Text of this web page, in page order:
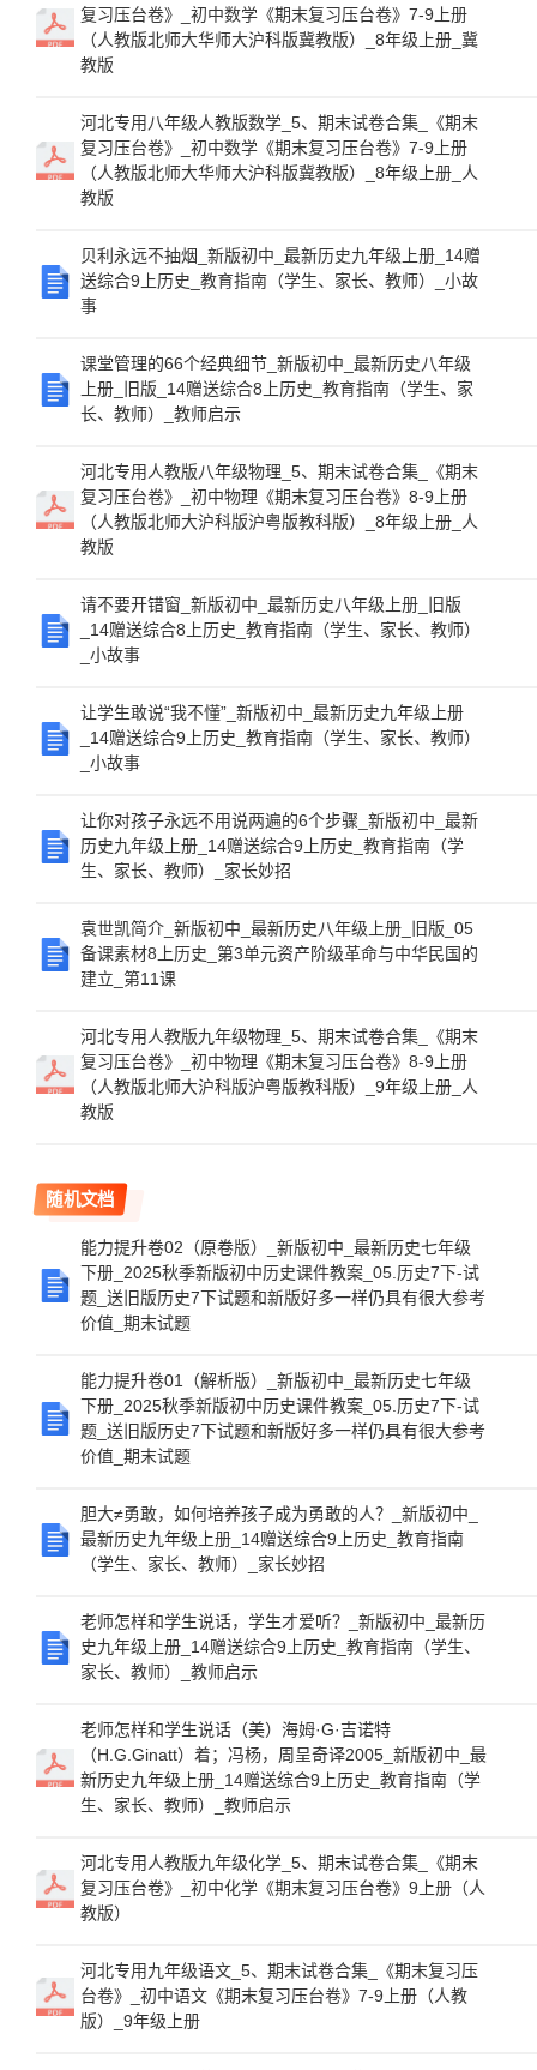
复习压台卷》_初中数学《期末复习压台卷》7-9上册
（人教版北师大华师大沪科版冀教版）_8年级上册_冀
教版
河北专用八年级人教版数学_5、期末试卷合集_《期末
复习压台卷》_初中数学《期末复习压台卷》7-9上册
（人教版北师大华师大沪科版冀教版）_8年级上册_人
教版
贝利永远不抽烟_新版初中_最新历史九年级上册_14赠
送综合9上历史_教育指南（学生、家长、教师）_小故
事
课堂管理的66个经典细节_新版初中_最新历史八年级
上册_旧版_14赠送综合8上历史_教育指南（学生、家
长、教师）_教师启示
河北专用人教版八年级物理_5、期末试卷合集_《期末
复习压台卷》_初中物理《期末复习压台卷》8-9上册
（人教版北师大沪科版沪粤版教科版）_8年级上册_人
教版
请不要开错窗_新版初中_最新历史八年级上册_旧版
_14赠送综合8上历史_教育指南（学生、家长、教师）
_小故事
让学生敢说“我不懂”_新版初中_最新历史九年级上册
_14赠送综合9上历史_教育指南（学生、家长、教师）
_小故事
让你对孩子永远不用说两遍的6个步骤_新版初中_最新
历史九年级上册_14赠送综合9上历史_教育指南（学
生、家长、教师）_家长妙招
袁世凯简介_新版初中_最新历史八年级上册_旧版_05
备课素材8上历史_第3单元资产阶级革命与中华民国的
建立_第11课
河北专用人教版九年级物理_5、期末试卷合集_《期末
复习压台卷》_初中物理《期末复习压台卷》8-9上册
（人教版北师大沪科版沪粤版教科版）_9年级上册_人
教版
随机文档
能力提升卷02（原卷版）_新版初中_最新历史七年级
下册_2025秋季新版初中历史课件教案_05.历史7下-试
题_送旧版历史7下试题和新版好多一样仍具有很大参考
价值_期末试题
能力提升卷01（解析版）_新版初中_最新历史七年级
下册_2025秋季新版初中历史课件教案_05.历史7下-试
题_送旧版历史7下试题和新版好多一样仍具有很大参考
价值_期末试题
胆大≠勇敢，如何培养孩子成为勇敢的人？_新版初中_
最新历史九年级上册_14赠送综合9上历史_教育指南
（学生、家长、教师）_家长妙招
老师怎样和学生说话，学生才爱听？_新版初中_最新历
史九年级上册_14赠送综合9上历史_教育指南（学生、
家长、教师）_教师启示
老师怎样和学生说话（美）海姆·G·吉诺特
（H.G.Ginatt）着；冯杨，周呈奇译2005_新版初中_最
新历史九年级上册_14赠送综合9上历史_教育指南（学
生、家长、教师）_教师启示
河北专用人教版九年级化学_5、期末试卷合集_《期末
复习压台卷》_初中化学《期末复习压台卷》9上册（人
教版）
河北专用九年级语文_5、期末试卷合集_《期末复习压
台卷》_初中语文《期末复习压台卷》7-9上册（人教
版）_9年级上册